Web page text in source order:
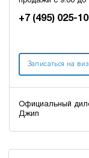
+7 (495) 025-
Записаться на
Официальный
Джип